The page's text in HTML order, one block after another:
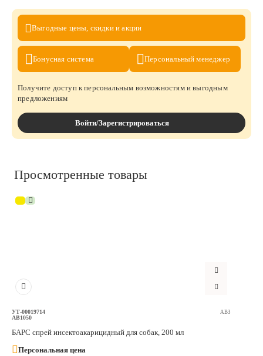
Выгодные цены, скидки и акции
Бонусная система Персональныйменеджер
Получите доступ к персональным возможностям и выгодным
предложениям
Войти/Зарегистрироваться
Просмотренные товары
УТ-00019714
AB1050
АВЗ
БАРС спрей инсектоакарицидный для собак, 200 мл
Персональная цена